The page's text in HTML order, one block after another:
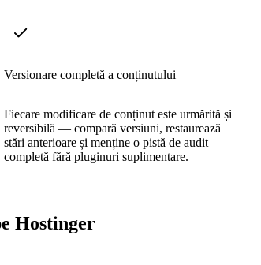
Versionare completă a conținutului
Fiecare modificare de conținut este urmărită și
reversibilă — compară versiuni, restaurează
stări anterioare și menține o pistă de audit
completă fără pluginuri suplimentare.
Hostinger